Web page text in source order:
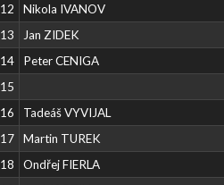
12
Nikola IVANOV
13
Jan ZIDEK
14
Peter CENIGA
15
16
Tadeáš VYVIJAL
17
Martin TUREK
18
Ondřej FIERLA